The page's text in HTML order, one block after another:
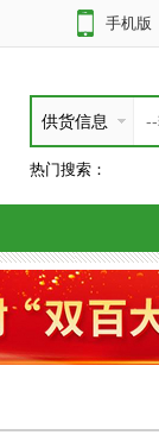
手机版
供货信息
热门搜索：